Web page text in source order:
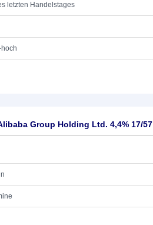
letzten Handelstages
Group Holding Ltd. 4,4% 17/57